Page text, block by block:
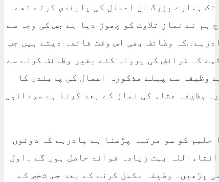
ہمارے بزرگ ان اعمال کی پابندی کرتے تھے
ہم نے نماز تلاوت کو چھوڑ دیا ہے جس کی وجہ سے
وظائف بھی اس وقت فائدہ دیتے ہیں جب
کہ فرائض کی پرواہ کئے بغیر وظائف کرنے سے
وظیفہ سے پہلے مذکورہ اعمال کی پابندی کا
وظیفہ عشاء کی نماز کے بعد کرنا ہے سودانوں
کو سو مرتبہ پڑھنا ہے یادرہے کہ دونوں
بہت زیادہ فوائد حاصل ہوں گے ۔اول
پڑھیں۔ وظیفہ مکمل کرنے کے بعد جس شخص کے